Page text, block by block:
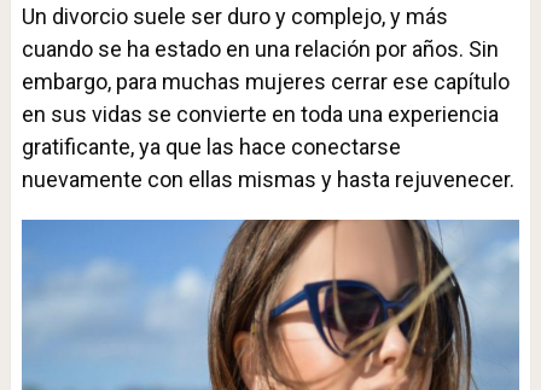
Un divorcio suele ser duro y complejo, y más
cuando se ha estado en una relación por años. Sin
embargo, para muchas mujeres cerrar ese capítulo
en sus vidas se convierte en toda una experiencia
gratificante, ya que las hace conectarse
nuevamente con ellas mismas y hasta rejuvenecer.